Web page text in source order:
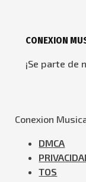
CONEXION
¡Se parte
Conexion
DMCA
TOS